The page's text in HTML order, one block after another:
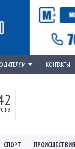
КОНТАКТЫ
СПОРТ ПРОИСШЕСТВИЯ